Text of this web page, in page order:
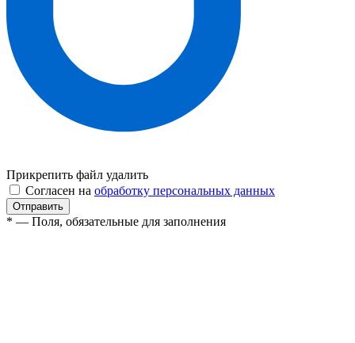
Прикрепить файл удалить
Согласен на обработку персональных данных
* — Поля, обязательные для заполнения